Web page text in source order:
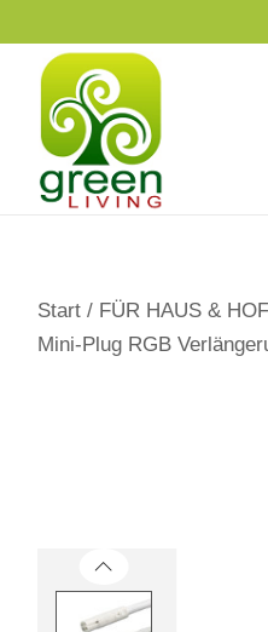
p
Start / FÜR HAUS & HOF
Mini-Plug RGB